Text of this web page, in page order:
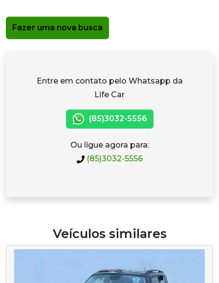
Fazer uma nova busca
Entre em contato pelo Whatsapp da
Life Car
(85)3032-5556
Ou ligue agora para:
(85)3032-5556
Veículos similares